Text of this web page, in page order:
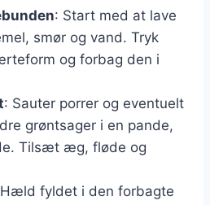
: Start med at lave
smør og vand. Tryk
og forbag den i
: Sauter porrer og eventuelt
grøntsager i en pande,
Tilsæt æg, fløde og
fyldet i den forbagte